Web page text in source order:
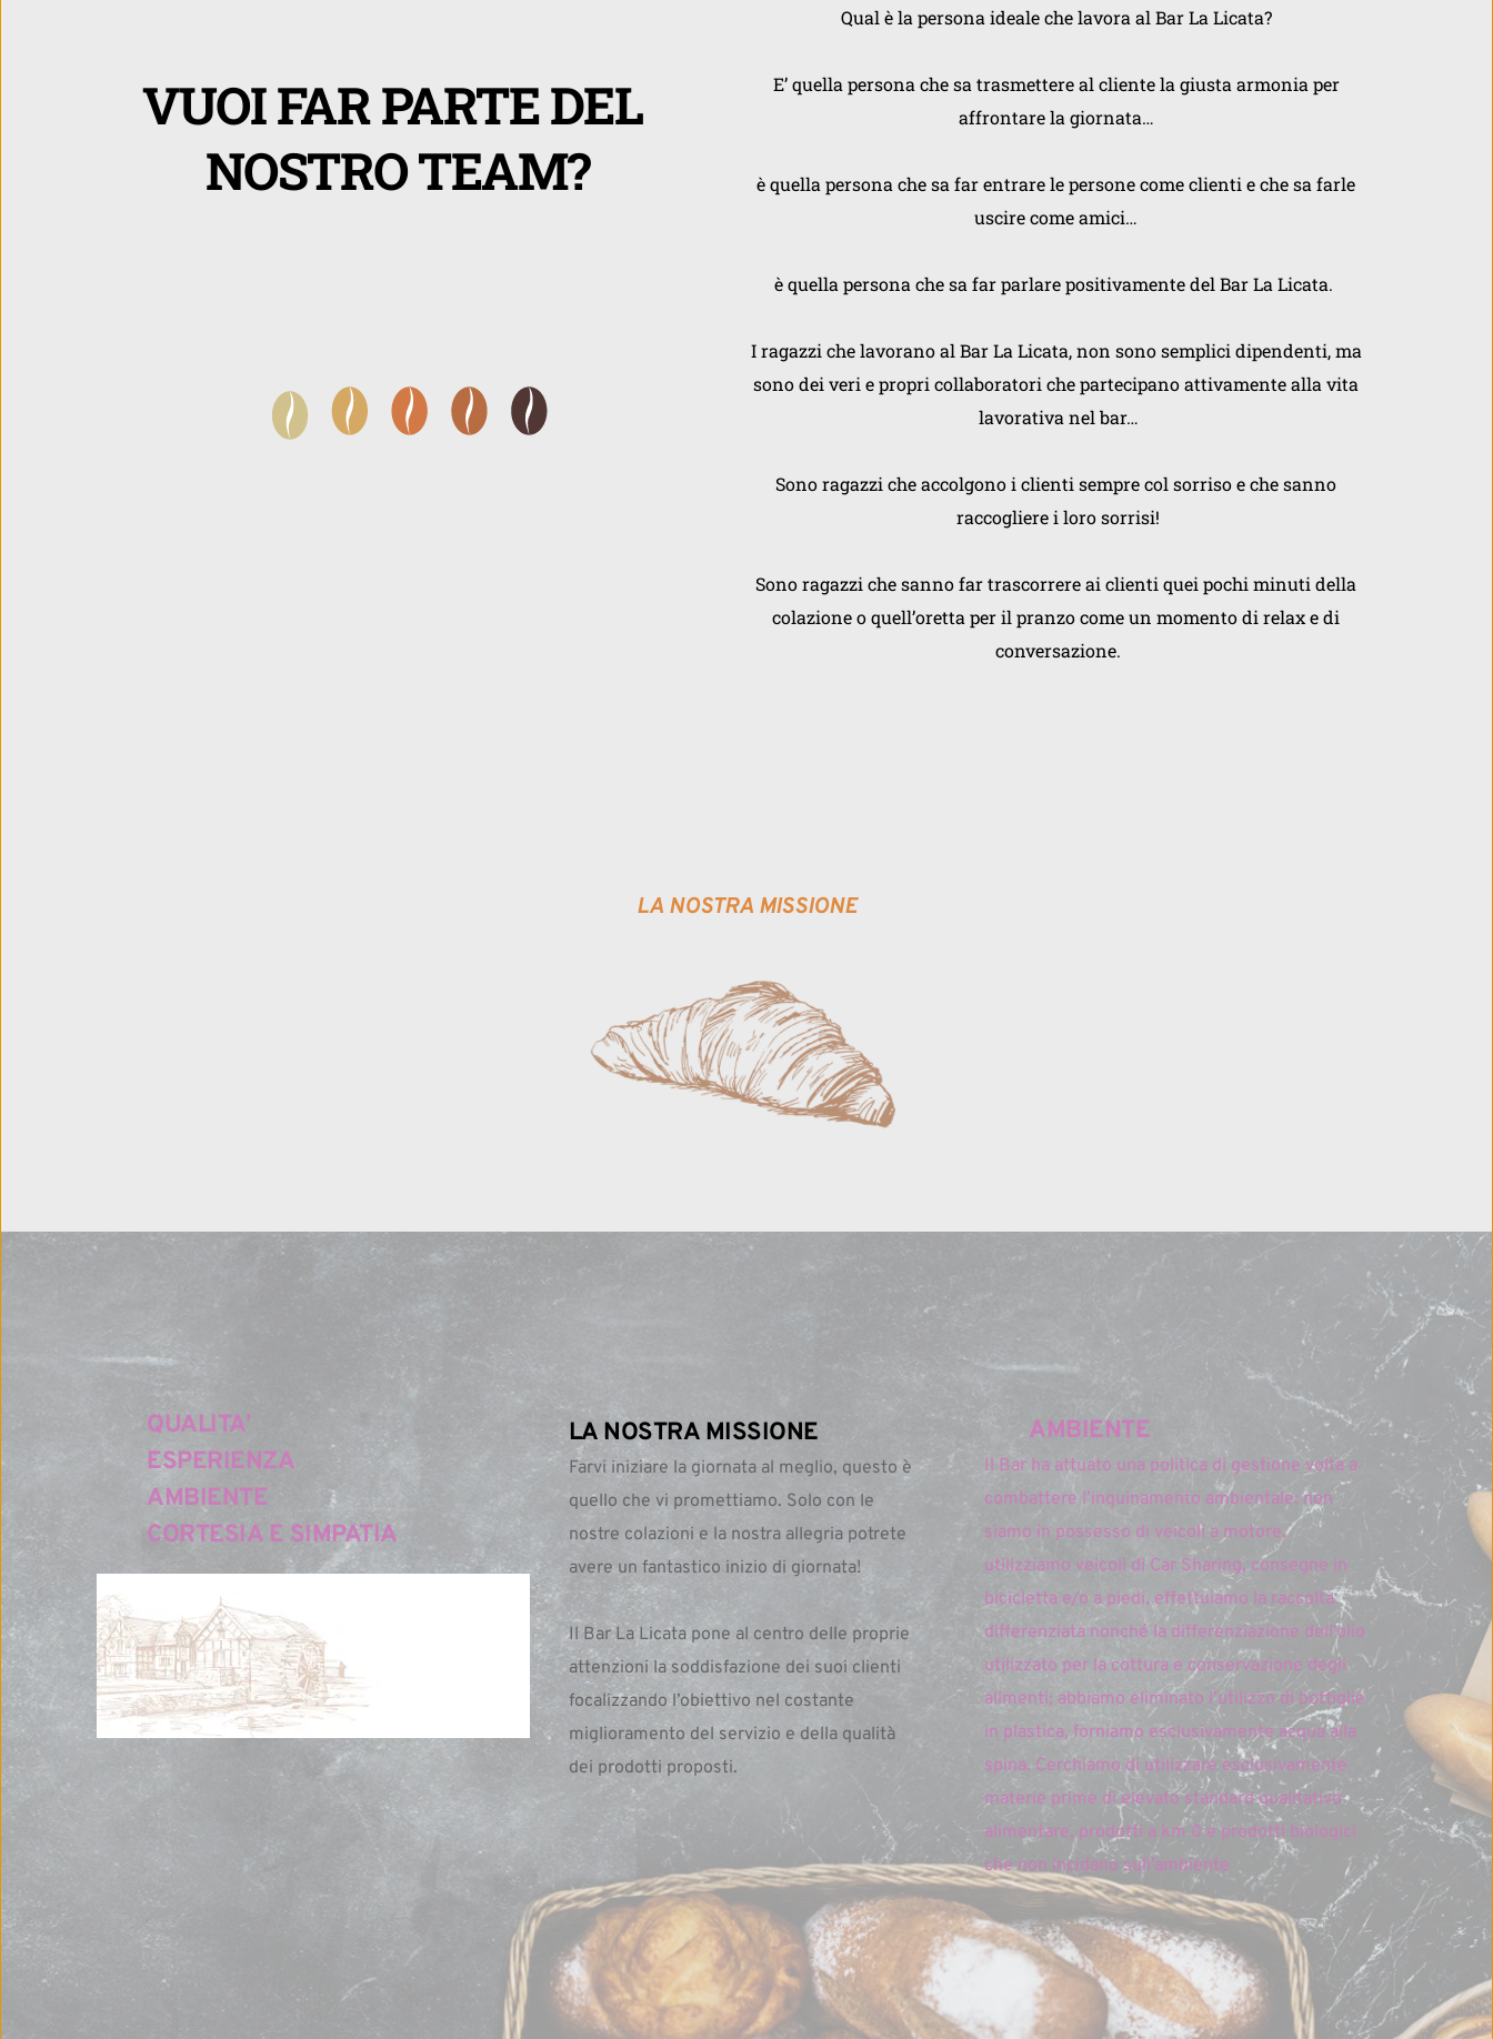
VUOI FAR PARTE DEL
NOSTRO TEAM?
Qual è la persona ideale che lavora al Bar La Licata?
E’ quella persona che sa trasmettere al cliente la giusta armonia per
affrontare la giornata…
è quella persona che sa far entrare le persone come clienti e che sa farle
uscire come amici…
è quella persona che sa far parlare positivamente del Bar La Licata.
I ragazzi che lavorano al Bar La Licata, non sono semplici dipendenti, ma
sono dei veri e propri collaboratori che partecipano attivamente alla vita
lavorativa nel bar…
Sono ragazzi che accolgono i clienti sempre col sorriso e che sanno
raccogliere i loro sorrisi!
Sono ragazzi che sanno far trascorrere ai clienti quei pochi minuti della
colazione o quell’oretta per il pranzo come un momento di relax e di
conversazione.
LA NOSTRA MISSIONE
QUALITA’
ESPERIENZA
AMBIENTE
CORTESIA E SIMPATIA
LA NOSTRA MISSIONE
Farvi iniziare la giornata al meglio, questo è
quello che vi promettiamo. Solo con le
nostre colazioni e la nostra allegria potrete
avere un fantastico inizio di giornata!
Il Bar La Licata pone al centro delle proprie
attenzioni la soddisfazione dei suoi clienti
focalizzando l’obiettivo nel costante
miglioramento del servizio e della qualità
dei prodotti proposti.
AMBIENTE
Il Bar ha attuato una politica di gestione volta a
combattere l’inquinamento ambientale: non
siamo in possesso di veicoli a motore,
utilizziamo veicoli di Car Sharing, consegne in
bicicletta e/o a piedi, effettuiamo la raccolta
differenziata nonché la differenziazione dell’olio
utilizzato per la cottura e conservazione degli
alimenti; abbiamo eliminato l’utilizzo di bottiglie
in plastica, forniamo esclusivamente acqua alla
spina. Cerchiamo di utilizzare esclusivamente
materie prime di elevato standard qualitativo
alimentare, prodotti a km 0 e prodotti biologici
che non incidano sull’ambiente